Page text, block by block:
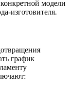
модели
изготовителя.
график